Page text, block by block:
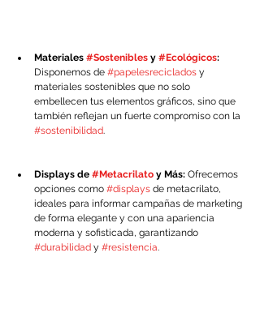
Materiales #Sostenibles y #Ecológicos:
Disponemos de #papelesreciclados y
materiales sostenibles que no solo
embellecen tus elementos gráficos, sino que
también reflejan un fuerte compromiso con la
#sostenibilidad.
Displays de #Metacrilato y Más: Ofrecemos
opciones como #displays de metacrilato,
ideales para informar campañas de marketing
de forma elegante y con una apariencia
moderna y sofisticada, garantizando
#durabilidad y #resistencia.